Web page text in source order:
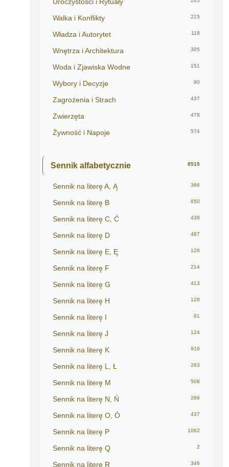
Walka i Konflikty 215
Władza i Autorytet 118
Wnętrza i Architektura 305
Woda i Zjawiska Wodne 151
Wybory i Decyzje 90
Zagrożenia i Strach 437
Zwierzęta 478
Żywność i Napoje 574
Sennik alfabetycznie 8515
Sennik na literę A, Ą 366
Sennik na literę B 650
Sennik na literę C, Ć 438
Sennik na literę D 487
Sennik na literę E, Ę 126
Sennik na literę F 214
Sennik na literę G 413
Sennik na literę H 128
Sennik na literę I 91
Sennik na literę J 124
Sennik na literę K 916
Sennik na literę L, Ł 263
Sennik na literę M 508
Sennik na literę N, Ń 266
Sennik na literę O, Ó 437
Sennik na literę P 1062
Sennik na literę Q 2
Sennik na literę R 346